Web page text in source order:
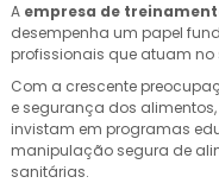
A empresa de
desempenha um papel
profissionais que atuam
Com a crescente
e segurança dos
invistam em programas
manipulação segura de
sanitárias.